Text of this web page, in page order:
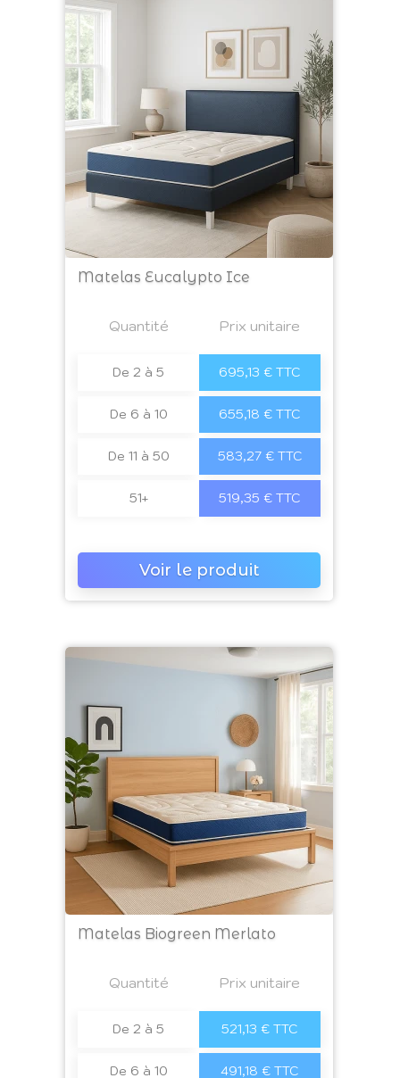
Matelas Eucalypto Ice
Quantité Prix unitaire
De 2 à 5 695,13 € TTC
De 6 à 10 655,18 € TTC
De 11 à 50 583,27 € TTC
51+ 519,35 € TTC
Voir le produit
Matelas Biogreen Merlato
Quantité Prix unitaire
De 2 à 5 521,13 € TTC
De 6 à 10 491,18 € TTC